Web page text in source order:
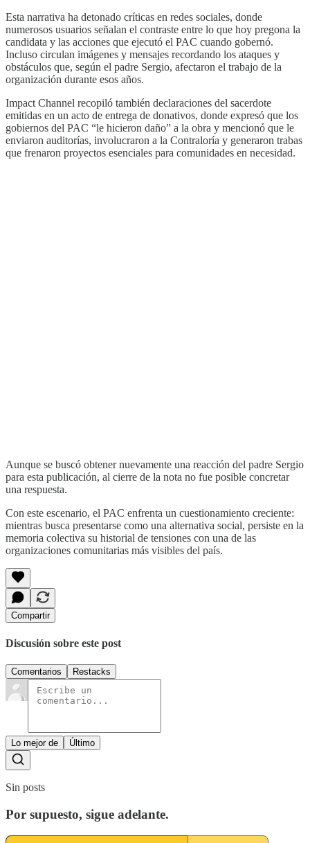
Esta narrativa ha detonado críticas en redes sociales, donde
numerosos usuarios señalan el contraste entre lo que hoy pregona la
candidata y las acciones que ejecutó el PAC cuando gobernó.
Incluso circulan imágenes y mensajes recordando los ataques y
obstáculos que, según el padre Sergio, afectaron el trabajo de la
organización durante esos años.
Impact Channel recopiló también declaraciones del sacerdote
emitidas en un acto de entrega de donativos, donde expresó que los
gobiernos del PAC “le hicieron daño” a la obra y mencionó que le
enviaron auditorías, involucraron a la Contraloría y generaron trabas
que frenaron proyectos esenciales para comunidades en necesidad.
Aunque se buscó obtener nuevamente una reacción del padre Sergio
para esta publicación, al cierre de la nota no fue posible concretar
una respuesta.
Con este escenario, el PAC enfrenta un cuestionamiento creciente:
mientras busca presentarse como una alternativa social, persiste en la
memoria colectiva su historial de tensiones con una de las
organizaciones comunitarias más visibles del país.
Compartir
Discusión sobre este post
Comentarios Restacks
Lo mejor de Último
Sin posts
Por supuesto, sigue adelante.